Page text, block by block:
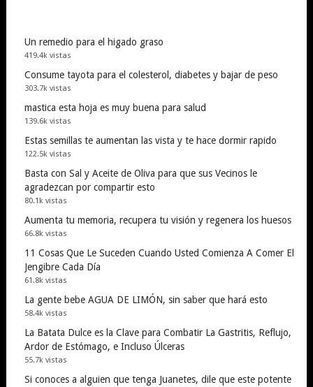
Un remedio para el higado graso
419.4k vistas
Consume tayota para el colesterol, diabetes y bajar de peso
303.7k vistas
mastica esta hoja es muy buena para salud
139.6k vistas
Estas semillas te aumentan las vista y te hace dormir rapido
122.5k vistas
Basta con Sal y Aceite de Oliva para que sus Vecinos le
agradezcan por compartir esto
80.1k vistas
Aumenta tu memoria, recupera tu visión y regenera los huesos
66.8k vistas
11 Cosas Que Le Suceden Cuando Usted Comienza A Comer El
Jengibre Cada Día
61.8k vistas
La gente bebe AGUA DE LIMÓN, sin saber que hará esto
58.4k vistas
La Batata Dulce es la Clave para Combatir La Gastritis, Reflujo,
Ardor de Estómago, e Incluso Úlceras
55.7k vistas
Si conoces a alguien que tenga Juanetes, dile que este potente